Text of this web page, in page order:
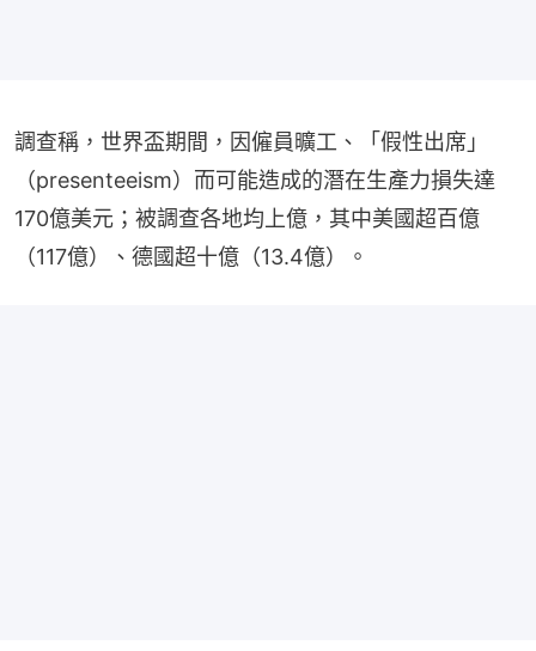
調查稱，世界盃期間，因僱員曠工、「假性出席」
（presenteeism）而可能造成的潛在生產力損失達
170億美元；被調查各地均上億，其中美國超百億
（117億）、德國超十億（13.4億）。